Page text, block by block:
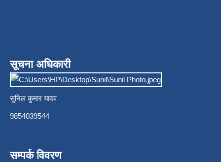
सूचना अधिकारी
सुनिल कुमार यादव
9854039544
सम्पर्क विवरण